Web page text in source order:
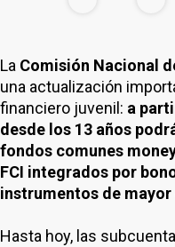
La Comisión Nacional
una actualización
financiero juvenil: a
desde los 13 años
fondos comunes
FCI integrados por
instrumentos de mayor
Hasta hoy, las